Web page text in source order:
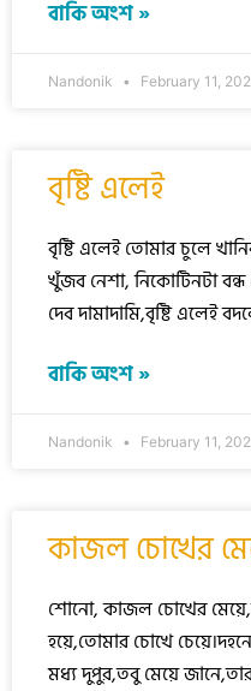
বাকি অংশ »
Nandonik February 11,
বৃষ্টি এলেই
বৃষ্টি এলেই তোমার চুলে
খুঁজব নেশা, নিকোটিনটা বন্ধ
দেব দামাদামি,বৃষ্টি এলেই
বাকি অংশ »
Nandonik February 11,
কাজল চোখের
শোনো, কাজল চোখের
হয়ে,তোমার চোখে
মধ্য দুপুর,তবু মেয়ে